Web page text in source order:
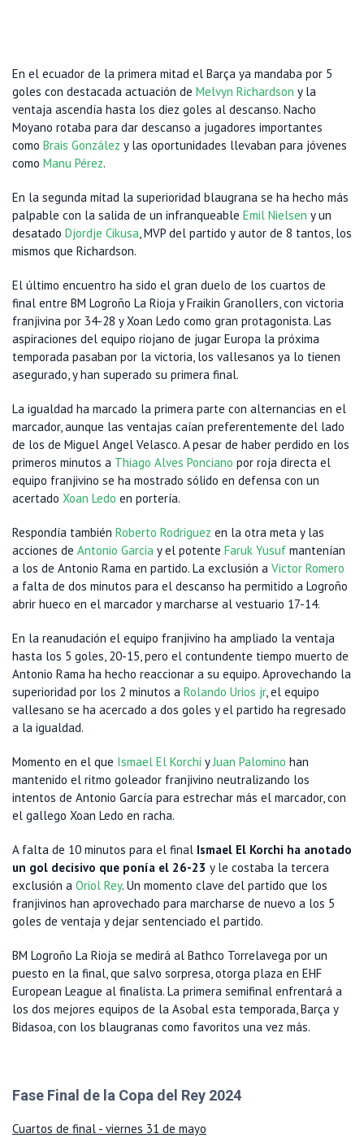
En el ecuador de la primera mitad el Barça ya mandaba por 5
goles con destacada actuación de Melvyn Richardson y la
ventaja ascendía hasta los diez goles al descanso. Nacho
Moyano rotaba para dar descanso a jugadores importantes
como Brais González y las oportunidades llevaban para jóvenes
como Manu Pérez.
En la segunda mitad la superioridad blaugrana se ha hecho más
palpable con la salida de un infranqueable Emil Nielsen y un
desatado Djordje Cikusa, MVP del partido y autor de 8 tantos, los
mismos que Richardson.
El último encuentro ha sido el gran duelo de los cuartos de
final entre BM Logroño La Rioja y Fraikin Granollers, con victoria
franjivina por 34-28 y Xoan Ledo como gran protagonista. Las
aspiraciones del equipo riojano de jugar Europa la próxima
temporada pasaban por la victoria, los vallesanos ya lo tienen
asegurado, y han superado su primera final.
La igualdad ha marcado la primera parte con alternancias en el
marcador, aunque las ventajas caían preferentemente del lado
de los de Miguel Angel Velasco. A pesar de haber perdido en los
primeros minutos a Thiago Alves Ponciano por roja directa el
equipo franjivino se ha mostrado sólido en defensa con un
acertado Xoan Ledo en portería.
Respondía también Roberto Rodriguez en la otra meta y las
acciones de Antonio Garcia y el potente Faruk Yusuf mantenían
a los de Antonio Rama en partido. La exclusión a Victor Romero
a falta de dos minutos para el descanso ha permitido a Logroño
abrir hueco en el marcador y marcharse al vestuario 17-14.
En la reanudación el equipo franjivino ha ampliado la ventaja
hasta los 5 goles, 20-15, pero el contundente tiempo muerto de
Antonio Rama ha hecho reaccionar a su equipo. Aprovechando la
superioridad por los 2 minutos a Rolando Urios jr, el equipo
vallesano se ha acercado a dos goles y el partido ha regresado
a la igualdad.
Momento en el que Ismael El Korchi yJuan Palomino han
mantenido el ritmo goleador franjivino neutralizando los
intentos de Antonio García para estrechar más el marcador, con
el gallego Xoan Ledo en racha.
A falta de 10 minutos para el final Ismael El Korchi ha anotado
un gol decisivo que ponía el 26-23 y le costaba la tercera
exclusión a Oriol Rey. Un momento clave del partido que los
franjivinos han aprovechado para marcharse de nuevo a los 5
goles de ventaja y dejar sentenciado el partido.
BM Logroño La Rioja se medirá al Bathco Torrelavega por un
puesto en la final, que salvo sorpresa, otorga plaza en EHF
European League al finalista. La primera semifinal enfrentará a
los dos mejores equipos de la Asobal esta temporada, Barça y
Bidasoa, con los blaugranas como favoritos una vez más.
Fase Final de la Copa del Rey 2024
Cuartos de final - viernes 31 de mayo